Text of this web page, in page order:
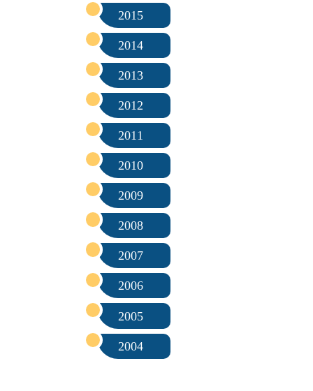
2004
2005
2006
2007
2008
2009
2010
2011
2012
2013
2014
2015